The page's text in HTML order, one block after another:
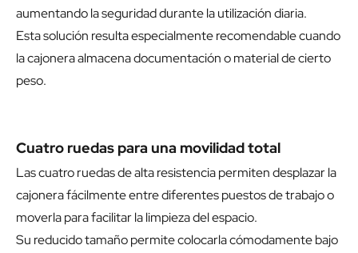
aumentando la seguridad durante la utilización diaria.
Esta solución resulta especialmente recomendable cuando
la cajonera almacena documentación o material de cierto
peso.
Cuatro ruedas para una movilidad total
Las cuatro ruedas de alta resistencia permiten desplazar la
cajonera fácilmente entre diferentes puestos de trabajo o
moverla para facilitar la limpieza del espacio.
Su reducido tamaño permite colocarla cómodamente bajo